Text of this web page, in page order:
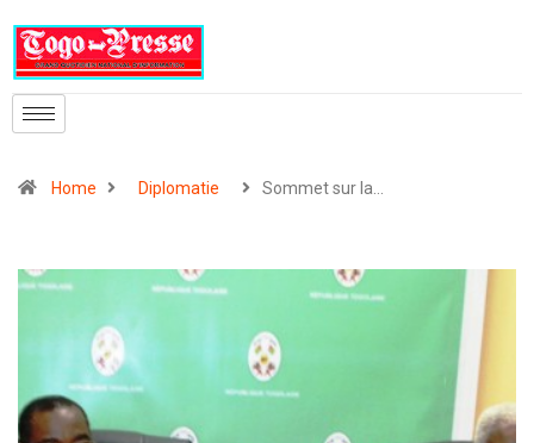
Home Diplomatie Sommet sur la…